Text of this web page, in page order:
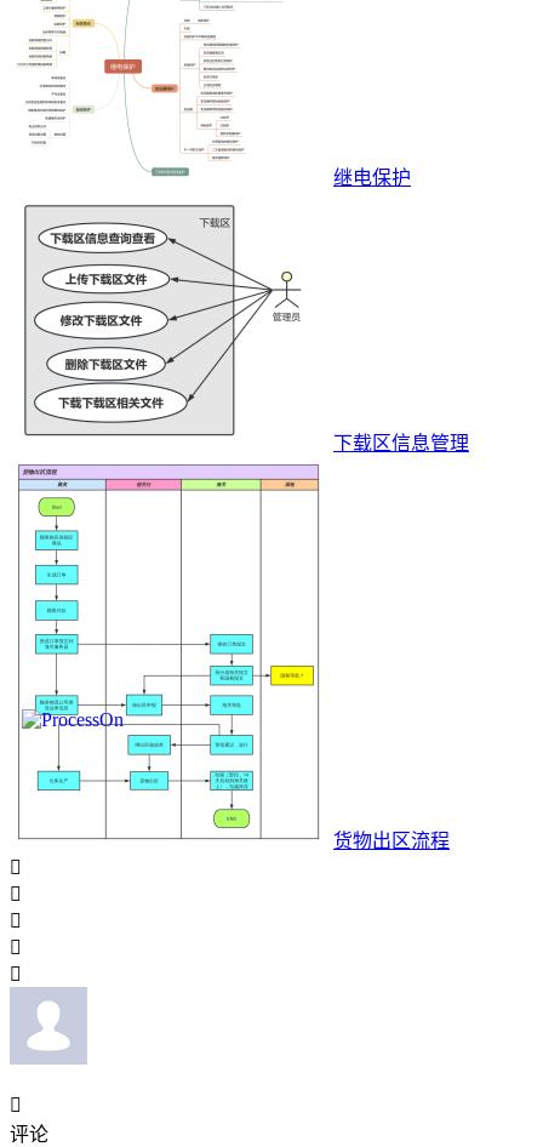
继电保护
下载区信息管理
货物出区流程






评论